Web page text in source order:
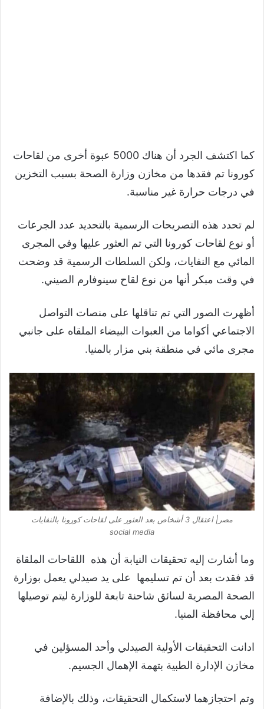
كما اكتشف الجرد أن هناك 5000 عبوة أخرى من لقاحات
كورونا تم فقدها من مخازن وزارة الصحة بسبب التخزين
في درجات حرارة غير مناسبة.
لم تحدد هذه التصريحات الرسمية بالتحديد عدد الجرعات
أو نوع لقاحات كورونا التي تم العثور عليها وفي المجرى
المائي مع النفايات، ولكن السلطات الرسمية قد وضحت
في وقت مبكر أنها من نوع لقاح سينوفارم الصيني.
أظهرت الصور التي تم تناقلها على منصات التواصل
الاجتماعي أكواما من العبوات البيضاء الملقاه على جانبي
مجرى مائي في منطقة بني مزار بالمنيا.
مصر| اعتقال 3 أشخاص بعد العثور على لقاحات كورونا بالنفايات
social media
وما أشارت إليه تحقيقات النيابة أن هذه اللقاحات الملقاة
قد فقدت بعد أن تم تسليمها على يد صيدلي يعمل بوزارة
الصحة المصرية لسائق شاحنة تابعة للوزارة ليتم توصيلها
إلي محافظة المنيا.
ادانت التحقيقات الأولية الصيدلي وأحد المسؤلين في
مخازن الإدارة الطبية بتهمة الإهمال الجسيم.
وتم احتجازهما لاستكمال التحقيقات، وذلك بالإضافة